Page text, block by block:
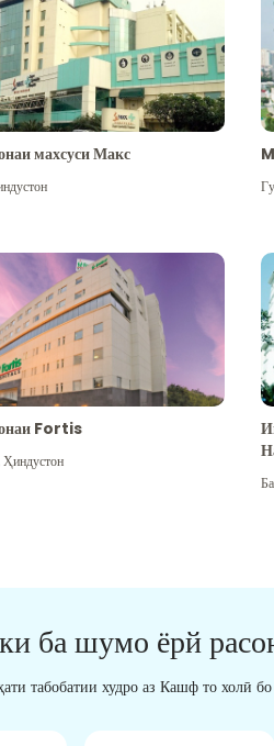
махсуси Макс
Fortis
Ҳиндустон
ки ба шумо ёрй
табобатии худро аз Кашф то холӣ